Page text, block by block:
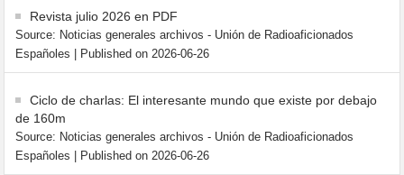
Revista julio 2026 en PDF
Source: Noticias generales archivos - Unión de Radioaficionados
Españoles
Published on 2026-06-26
Ciclo de charlas: El interesante mundo que existe por debajo
de 160m
Source: Noticias generales archivos - Unión de Radioaficionados
Españoles
Published on 2026-06-26